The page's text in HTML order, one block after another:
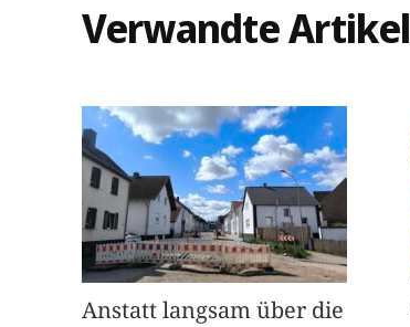
Verwandte Artikel
Anstatt langsam über die